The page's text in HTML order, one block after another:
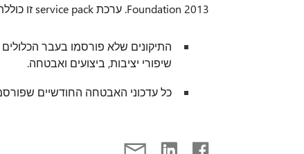
Foundation 2013. ערכת service pack זו כוללת את סוגי התיקונים הבאים:
שיפורי יציבות, ביצועים ואבטחה.
כל עדכוני האבטחה החודשיים שפורסמו עד ינואר 2014, וכל העדכונים המצטברים